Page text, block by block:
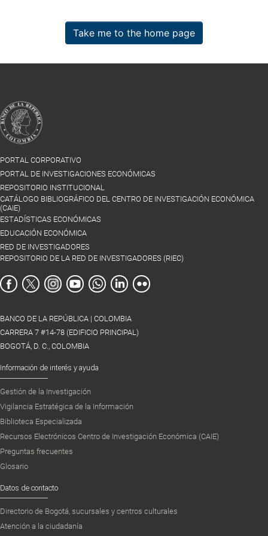
Take me to the home page
PORTAL CORPORATIVO
PORTAL DE INVESTIGACIONES ECONÓMICAS
REPOSITORIO INSTITUCIONAL
CATÁLOGO BIBLIOGRÁFICO DEL CENTRO DE INVESTIGACIÓN ECONÓMICA
(CAIE)
ESTADÍSTICAS ECONÓMICAS
EDUCACIÓN ECONÓMICA
RED DE INVESTIGADORES
REPOSITORIO DE LA RED DE INVESTIGADORES (RIEC)
BANCO DE LA REPÚBLICA | COLOMBIA
CARRERA 7 #14-78 (EDIFICIO PRINCIPAL)
BOGOTÁ, D. C., COLOMBIA
Información de interés y ayuda
Gestión de la Investigación
Vigilancia Estratégica de la Información
Biblioteca Especializada
Recursos Electrónicos Centro de Investigación Económica (CAIE)
Preguntas frecuentes
Glosario
Datos de contacto
Directorio de Bogotá, sucursales y centros culturales
Atención a la ciudadanía